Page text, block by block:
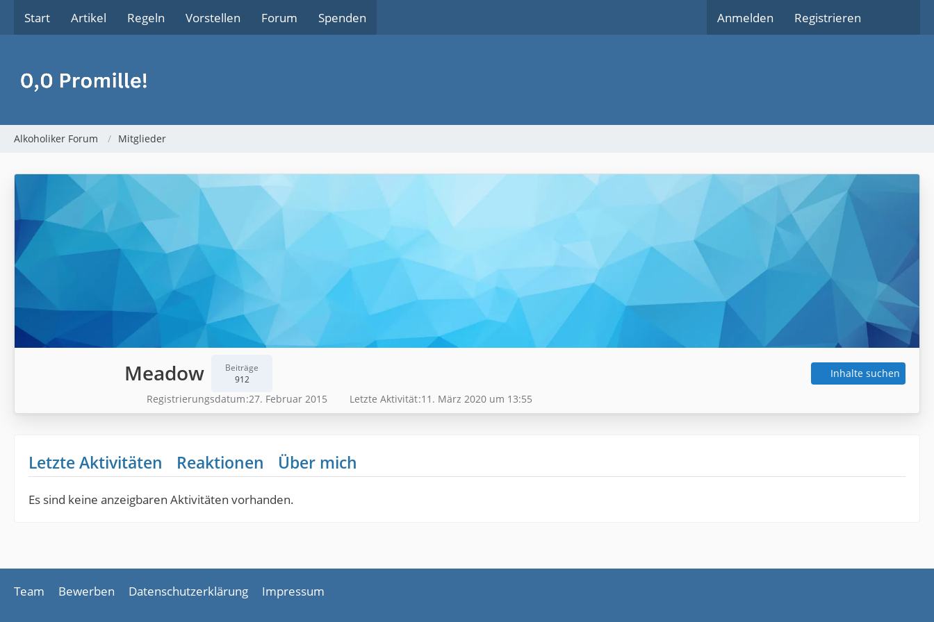
Start Artikel Regeln Vorstellen Forum Spenden Anmelden Registrieren
Alkoholiker Forum Mitglieder
Meadow
Beiträge
912
Inhalte suchen
Registrierungsdatum 27. Februar 2015 Letzte Aktivität 11. März 2020 um 13:55
Letzte Aktivitäten Reaktionen Über mich
Es sind keine anzeigbaren Aktivitäten vorhanden.
Team Bewerben Datenschutzerklärung Impressum